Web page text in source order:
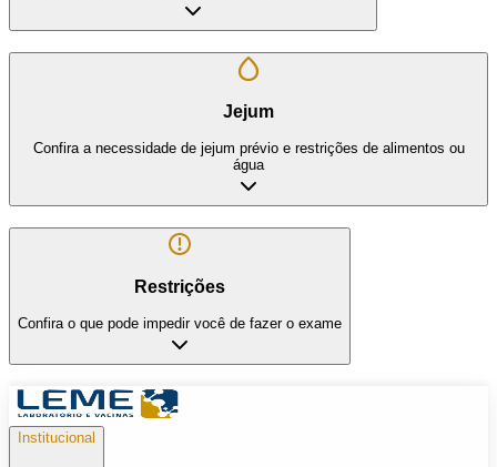
Jejum
Confira a necessidade de jejum prévio e restrições de alimentos ou
água
Restrições
Confira o que pode impedir você de fazer o exame
Institucional